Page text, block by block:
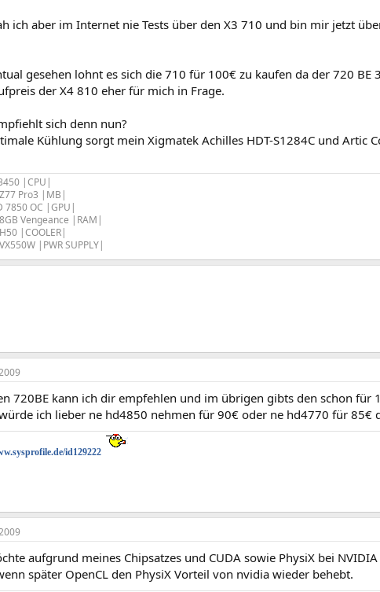
ich aber im Internet nie Tests über den X3 710 und bin mir jetzt
gesehen lohnt es sich die 710 für 100€ zu kaufen da der 720
der X4 810 eher für mich in Frage.
sich denn nun?
Kühlung sorgt mein Xigmatek Achilles HDT-S1284C und Artic
|CPU|
Pro3 |MB|
7850 OC |GPU|
Vengeance |RAM|
|COOLER|
|PWR SUPPLY|
720BE kann ich dir empfehlen und im übrigen gibts den schon für
ich lieber ne hd4850 nehmen für 90€ oder ne hd4770 für 85€
id129222
aufgrund meines Chipsatzes und CUDA sowie PhysiX bei
später OpenCL den PhysiX Vorteil von nvidia wieder behebt.